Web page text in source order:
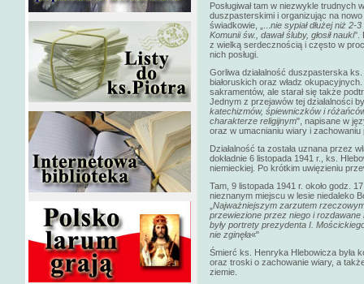
Posługiwał tam w niezwykle trudnych
duszpasterskimi i organizując na
świadkowie, „... nie sypiał dłużej niż 2-
Komunii św., dawał śluby, głosił nauki".
z wielką serdecznością i często w
nich posługi.
Gorliwa działalność duszpasterska
białoruskich oraz władz
sakramentów, ale starał się także
Jednym z przejawów tej działalności
katechizmów, śpiewniczków i
charakterze religijnym", napisane w
oraz w umacnianiu wiary i zachowaniu
Działalność ta została uznana przez
dokładnie 6 listopada 1941 r., ks.
niemieckiej. Po krótkim uwięzieniu
Tam, 9 listopada 1941 r. około godz.
nieznanym miejscu w lesie niedaleko
Najważniejszym zarzutem
przewiezione przez niego i
były portrety prezydenta I.
nie zginęła«"
Śmierć ks. Henryka Hlebowicza była
oraz troski o zachowanie wiary, a
ziemie.